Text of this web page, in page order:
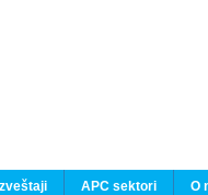
O
APC sektori